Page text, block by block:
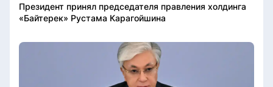
Президент принял председателя правления холдинга
«Байтерек» Рустама Карагойшина